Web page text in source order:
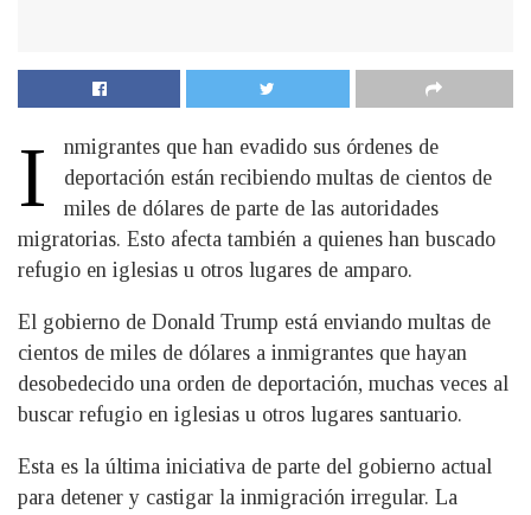
I
nmigrantes que han evadido sus órdenes de
deportación están recibiendo multas de cientos de
miles de dólares de parte de las autoridades
migratorias. Esto afecta también a quienes han buscado
refugio en iglesias u otros lugares de amparo.
El gobierno de Donald Trump está enviando multas de
cientos de miles de dólares a inmigrantes que hayan
desobedecido una orden de deportación, muchas veces al
buscar refugio en iglesias u otros lugares santuario.
Esta es la última iniciativa de parte del gobierno actual
para detener y castigar la inmigración irregular. La